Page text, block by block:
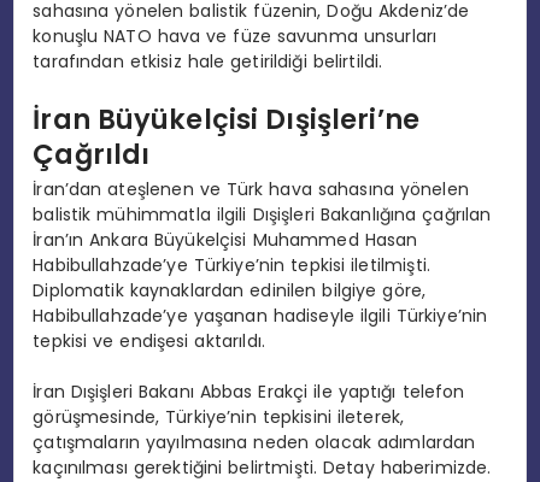
sahasına yönelen balistik füzenin, Doğu Akdeniz’de
konuşlu NATO hava ve füze savunma unsurları
tarafından etkisiz hale getirildiği belirtildi.
İran Büyükelçisi Dışişleri’ne
Çağrıldı
İran’dan ateşlenen ve Türk hava sahasına yönelen
balistik mühimmatla ilgili Dışişleri Bakanlığına çağrılan
İran’ın Ankara Büyükelçisi Muhammed Hasan
Habibullahzade’ye Türkiye’nin tepkisi iletilmişti.
Diplomatik kaynaklardan edinilen bilgiye göre,
Habibullahzade’ye yaşanan hadiseyle ilgili Türkiye’nin
tepkisi ve endişesi aktarıldı.
İran Dışişleri Bakanı Abbas Erakçi ile yaptığı telefon
görüşmesinde, Türkiye’nin tepkisini ileterek,
çatışmaların yayılmasına neden olacak adımlardan
kaçınılması gerektiğini belirtmişti. Detay haberimizde.